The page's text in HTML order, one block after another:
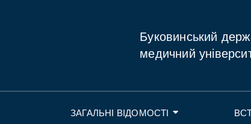
Буковинський
медичний
ЗАГАЛЬНІ ВІДОМОСТІ